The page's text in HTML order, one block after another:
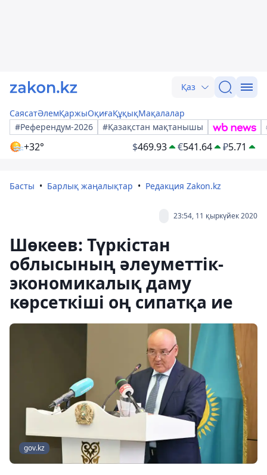
Қаз
СаясатӘлемҚаржыОқиғаҚұқықМақалалар
#Референдум-2026
#Қазақстан мақтанышы
+32° $469.93 €541.64 ₽5.71
Басты Барлық жаңалықтар Редакция Zakon.kz
23:54, 11 қыркүйек 2020
Шөкеев: Түркістан
облысының әлеуметтік-
экономикалық даму
көрсеткіші оң сипатқа ие
gov.kz